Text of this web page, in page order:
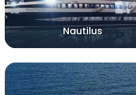
Nautilus